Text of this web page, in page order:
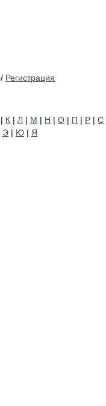
/ Регистрация
| К | Л | М | Н | О | П | Р | С
Э | Ю | Я